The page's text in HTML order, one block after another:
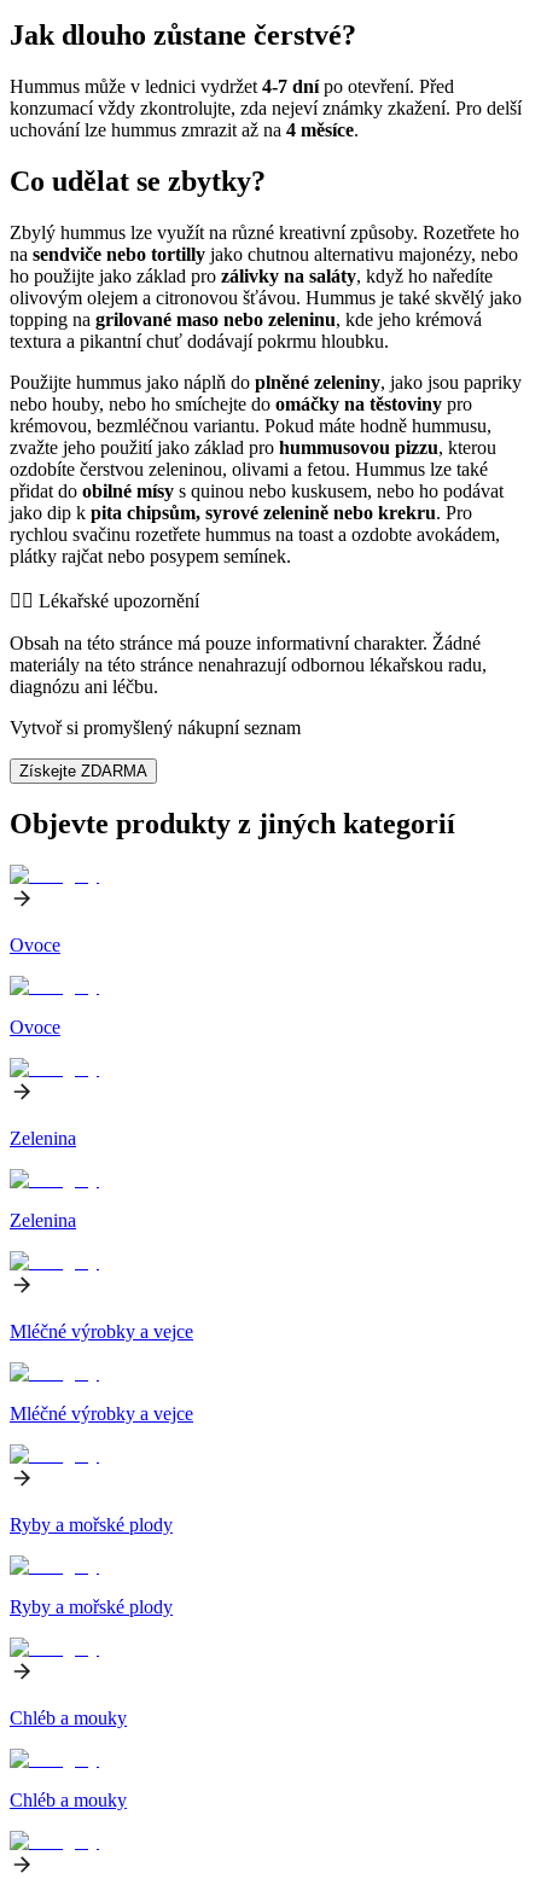
Jak dlouho zůstane čerstvé?
Hummus může v lednici vydržet 4-7 dnípo otevření. Před
konzumací vždy zkontrolujte, zda nejeví známky zkažení. Pro delší
uchování lze hummus zmrazit až na 4 měsíce.
Co udělat se zbytky?
Zbylý hummus lze využít na různé kreativní způsoby. Rozetřete ho
na sendviče nebo tortilly jako chutnou alternativu majonézy, nebo
ho použijte jako základ pro zálivky na saláty, když ho naředíte
olivovým olejem a citronovou šťávou. Hummus je také skvělý jako
topping na grilované maso nebo zeleninu, kde jeho krémová
textura a pikantní chuť dodávají pokrmu hloubku.
Použijte hummus jako náplň do plněné zeleniny, jako jsou papriky
nebo houby, nebo ho smíchejte do omáčky na těstoviny pro
krémovou, bezmléčnou variantu. Pokud máte hodně hummusu,
zvažte jeho použití jako základ pro hummusovou pizzu, kterou
ozdobíte čerstvou zeleninou, olivami a fetou. Hummus lze také
přidat do obilné mísy s quinou nebo kuskusem, nebo ho podávat
jako dip k pita chipsům, syrové zelenině nebo krekru. Pro
rychlou svačinu rozetřete hummus na toast a ozdobte avokádem,
plátky rajčat nebo posypem semínek.
👨‍⚕️️ Lékařské upozornění
Obsah na této stránce má pouze informativní charakter. Žádné
materiály na této stránce nenahrazují odbornou lékařskou radu,
diagnózu ani léčbu.
Vytvoř si promyšlený nákupní seznam
Získejte ZDARMA
Objevte produkty z jiných kategorií
Ovoce
Ovoce
Zelenina
Zelenina
Mléčné výrobky a vejce
Mléčné výrobky a vejce
Ryby a mořské plody
Ryby a mořské plody
Chléb a mouky
Chléb a mouky